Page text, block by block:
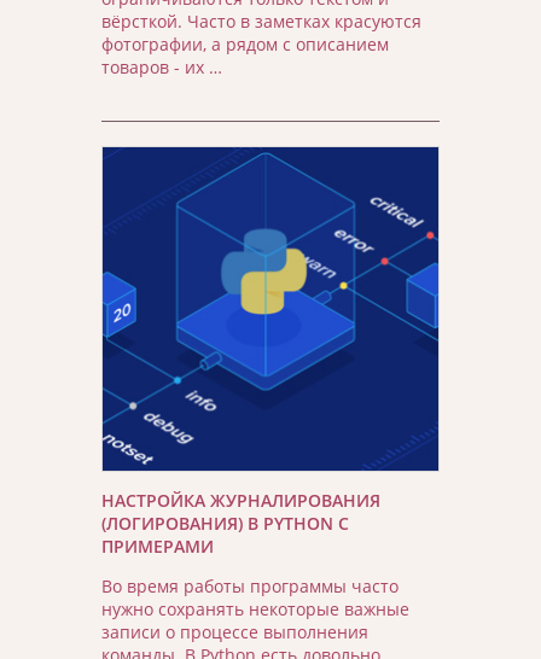
вёрсткой. Часто в заметках красуются
фотографии, а рядом с описанием
товаров - их …
НАСТРОЙКА ЖУРНАЛИРОВАНИЯ
(ЛОГИРОВАНИЯ) В PYTHON С
ПРИМЕРАМИ
Во время работы программы часто
нужно сохранять некоторые важные
записи о процессе выполнения